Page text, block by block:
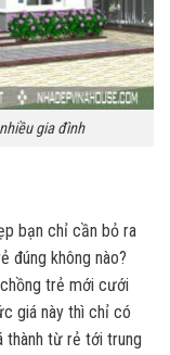
gia đình
bạn chỉ cần bỏ ra
đúng không nào?
trẻ mới cưới
giá này thì chỉ có
thành từ rẻ tới trung